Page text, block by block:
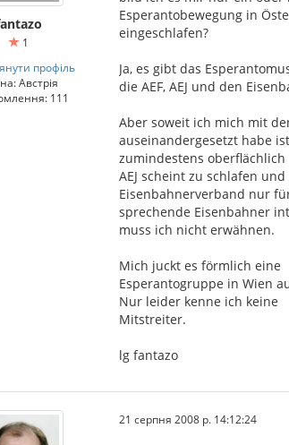
1
профіль
Австрія
111
Esperantobewegung in
eingeschlafen?
Ja, es gibt das
die AEF, AEJ und den
Aber soweit ich mich mit
auseinandergesetzt habe
zumindestens
AEJ scheint zu schlafen
Eisenbahnerverband nur
sprechende Eisenbahner
muss ich nicht erwähnen.
Mich juckt es förmlich eine
Esperantogruppe in Wien
Nur leider kenne ich keine
Mitstreiter.
lg fantazo
21 серпня 2008 р. 14:12:24